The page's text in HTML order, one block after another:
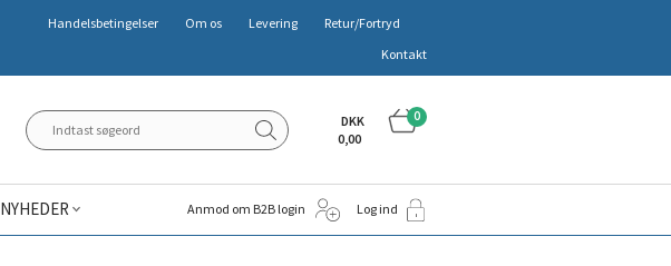
Handelsbetingelser Om os Levering
Retur/Fortryd
Kontakt
0
DKK
0,00
NYHEDER Anmod om B2B login Log ind